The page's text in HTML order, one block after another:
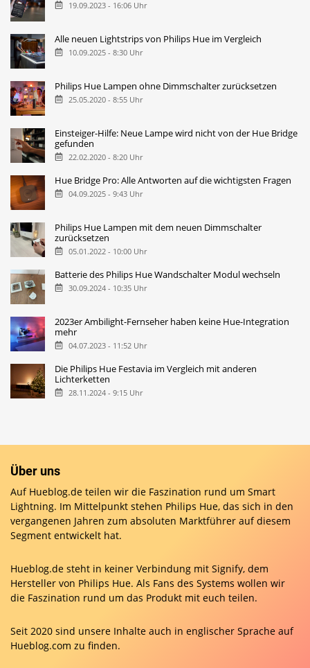
19.09.2023 - 16:06 Uhr
Alle neuen Lightstrips von Philips Hue im Vergleich
10.09.2025 - 8:30 Uhr
Philips Hue Lampen ohne Dimmschalter zurücksetzen
25.05.2020 - 8:55 Uhr
Einsteiger-Hilfe: Neue Lampe wird nicht von der Hue Bridge
gefunden
22.02.2020 - 8:20 Uhr
Hue Bridge Pro: Alle Antworten auf die wichtigsten Fragen
04.09.2025 - 9:43 Uhr
Philips Hue Lampen mit dem neuen Dimmschalter
zurücksetzen
05.01.2022 - 10:00 Uhr
Batterie des Philips Hue Wandschalter Modul wechseln
30.09.2024 - 10:35 Uhr
2023er Ambilight-Fernseher haben keine Hue-Integration
mehr
04.07.2023 - 11:52 Uhr
Die Philips Hue Festavia im Vergleich mit anderen
Lichterketten
28.11.2024 - 9:15 Uhr
Über uns
Auf Hueblog.de teilen wir die Faszination rund um Smart
Lightning. Im Mittelpunkt stehen Philips Hue, das sich in den
vergangenen Jahren zum absoluten Marktführer auf diesem
Segment entwickelt hat.
Hueblog.de steht in keiner Verbindung mit Signify, dem
Hersteller von Philips Hue. Als Fans des Systems wollen wir
die Faszination rund um das Produkt mit euch teilen.
Seit 2020 sind unsere Inhalte auch in englischer Sprache auf
Hueblog.com zu finden.